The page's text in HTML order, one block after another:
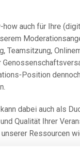
auch für Ihre
Teamsitzung,
Position
dabei auch als
Qualität Ihrer
Ressourcen